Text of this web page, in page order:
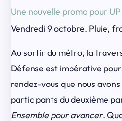
Une nouvelle promo pour
Vendredi 9 octobre. Pluie,
Au sortir du métro, la
Défense est impérative
rendez-vous que nous
participants du deuxième
Ensemble pour avancer.